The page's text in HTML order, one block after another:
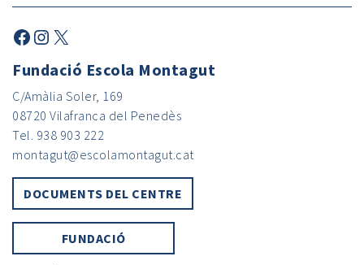
Fundació Escola Montagut
C/Amàlia Soler, 169
08720 Vilafranca del Penedès
Tel. 938 903 222
montagut@escolamontagut.cat
DOCUMENTS DEL CENTRE
FUNDACIÓ